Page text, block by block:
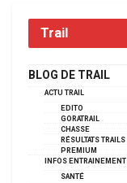
Trail
BLOG DE TRAIL
ACTU TRAIL
EDITO
GORATRAIL
CHASSE
RÉSULTATS TRAILS
PREMIUM
INFOS ENTRAINEMENT
SANTÉ